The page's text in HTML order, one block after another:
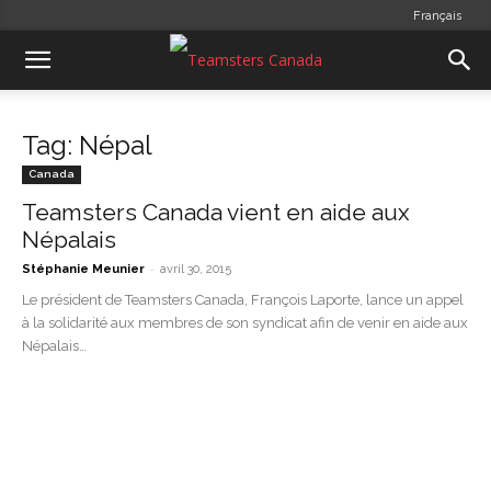
Français
Tag: Népal
Canada
Teamsters Canada vient en aide aux
Népalais
Stéphanie Meunier - avril 30, 2015
Le président de Teamsters Canada, François Laporte, lance un appel
à la solidarité aux membres de son syndicat afin de venir en aide aux
Népalais…